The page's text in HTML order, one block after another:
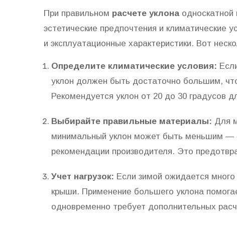
При правильном расчете уклонаодноскатной
эстетические предпочтения и климатические
и эксплуатационные характеристики. Вот
Определите климатические условия:
уклон должен быть достаточно большим,
Рекомендуется уклон от 20 до 30 градусов
Выбирайте правильные материалы: Для
минимальный уклон может быть меньшим —
рекомендации производителя. Это
Учет нагрузок: Если зимой ожидается много
крыши. Применение большего уклона
одновременно требует дополнительных